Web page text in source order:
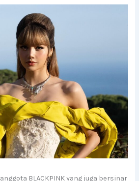
BLACKPINK yang juga bersinar